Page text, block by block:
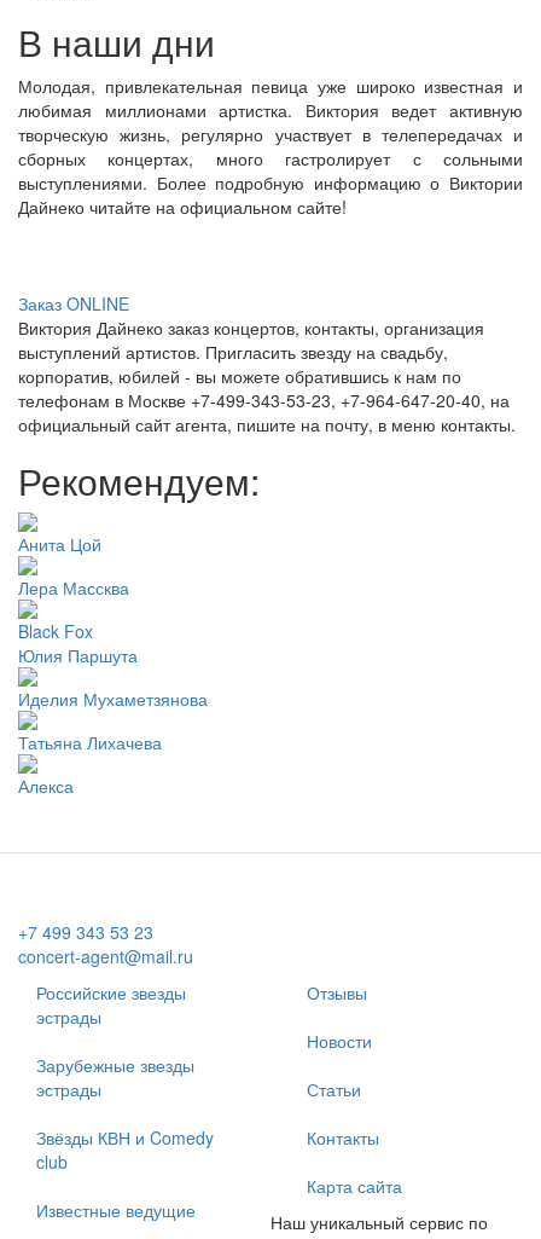
В наши дни
Молодая, привлекательная певица уже широко известная и
любимая миллионами артистка. Виктория ведет активную
творческую жизнь, регулярно участвует в телепередачах и
сборных концертах, много гастролирует с сольными
выступлениями. Более подробную информацию о Виктории
Дайнеко читайте на официальном сайте!
Заказ ONLINE
Виктория Дайнеко заказ концертов, контакты, организация
выступлений артистов. Пригласить звезду на свадьбу,
корпоратив, юбилей - вы можете обратившись к нам по
телефонам в Москве +7-499-343-53-23, +7-964-647-20-40, на
официальный сайт агента, пишите на почту, в меню контакты.
Рекомендуем:
Анита Цой
Лера Массква
Black Fox
Юлия Паршута
Иделия Мухаметзянова
Татьяна Лихачева
Алекса
+7 499 343 53 23
concert-agent@mail.ru
Российские звезды
эстрады
Зарубежные звезды
эстрады
Звёзды КВН и Comedy
club
Известные ведущие
Отзывы
Новости
Статьи
Контакты
Карта сайта
Наш уникальный сервис по